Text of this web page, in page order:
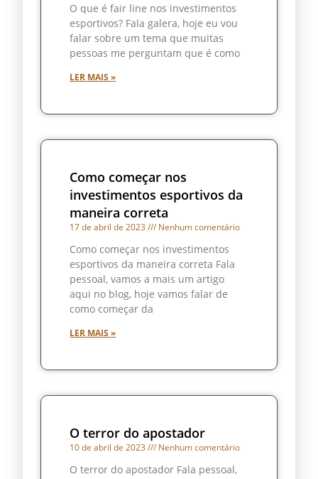
O que é fair line nos investimentos
esportivos? Fala galera, hoje eu vou
falar sobre um tema que muitas
pessoas me perguntam que é como
LER MAIS »
Como começar nos
investimentos esportivos da
maneira correta
17 de abril de 2023 Nenhum comentário
Como começar nos investimentos
esportivos da maneira correta Fala
pessoal, vamos a mais um artigo
aqui no blog, hoje vamos falar de
como começar da
LER MAIS »
O terror do apostador
10 de abril de 2023 Nenhum comentário
O terror do apostador Fala pessoal,